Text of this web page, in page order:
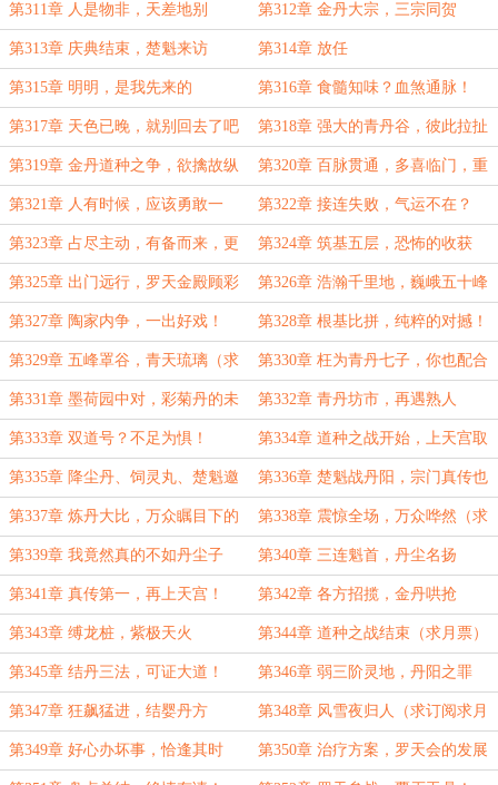
第311章 人是物非，天差地别 第312章 金丹大宗，三宗同贺
第313章 庆典结束，楚魁来访 第314章 放任
第315章 明明，是我先来的 第316章 食髓知味？血煞通脉！
第317章 天色已晚，就别回去了吧 第318章 强大的青丹谷，彼此拉扯
第319章 金丹道种之争，欲擒故纵
（求月票）
第320章 百脉贯通，多喜临门，重
回青丹，姐弟之争
第321章 人有时候，应该勇敢一
点。
第322章 接连失败，气运不在？
（求月票）
第323章 占尽主动，有备而来，更
有自信！（求月票）
第324章 筑基五层，恐怖的收获
（求月票）
第325章 出门远行，罗天金殿顾彩
衣，申请筑基丹！（求月票）
第326章 浩瀚千里地，巍峨五十峰
（求月票）
第327章 陶家内争，一出好戏！
（求月票）
第328章 根基比拼，纯粹的对撼！
（求月票）
第329章 五峰罩谷，青天琉璃（求
月票）
第330章 枉为青丹七子，你也配合
丹尘子相提并论？（求月票）
第331章 墨荷园中对，彩菊丹的未
来
第332章 青丹坊市，再遇熟人
第333章 双道号？不足为惧！ 第334章 道种之战开始，上天宫取
丹方
第335章 降尘丹、饲灵丸、楚魁邀
战丹阳子！
第336章 楚魁战丹阳，宗门真传也
不过如此？
第337章 炼丹大比，万众瞩目下的
罗尘！
第338章 震惊全场，万众哗然（求
月票）
第339章 我竟然真的不如丹尘子
吗？
第340章 三连魁首，丹尘名扬
第341章 真传第一，再上天宫！ 第342章 各方招揽，金丹哄抢
第343章 缚龙桩，紫极天火 第344章 道种之战结束（求月票）
第345章 结丹三法，可证大道！ 第346章 弱三阶灵地，丹阳之罪
第347章 狂飙猛进，结婴丹方 第348章 风雪夜归人（求订阅求月
票）
第349章 好心办坏事，恰逢其时 第350章 治疗方案，罗天会的发展